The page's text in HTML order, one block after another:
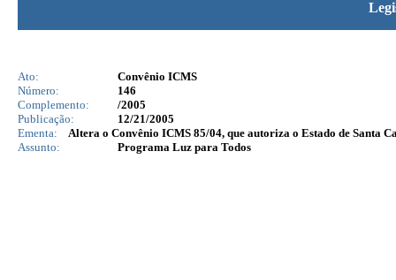
Ato:
Convênio ICMS
Número:
146
Complemento:
/2005
Publicação:
12/21/2005
Ementa:
Altera o Convênio ICMS 85/04, que autoriza o Estado de Santa
Assunto:
Programa Luz para Todos